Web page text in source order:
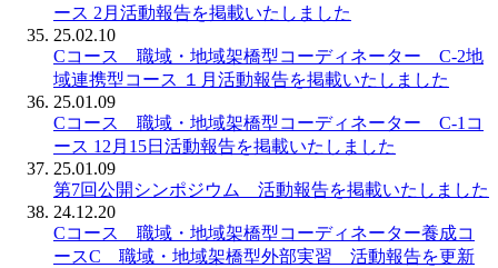
ース 2月活動報告を掲載いたしました
25.02.10
Cコース 職域・地域架橋型コーディネーター C-2地
域連携型コース １月活動報告を掲載いたしました
25.01.09
Cコース 職域・地域架橋型コーディネーター C-1コ
ース 12月15日活動報告を掲載いたしました
25.01.09
第7回公開シンポジウム 活動報告を掲載いたしました
24.12.20
Cコース 職域・地域架橋型コーディネーター養成コ
ースC 職域・地域架橋型外部実習 活動報告を更新